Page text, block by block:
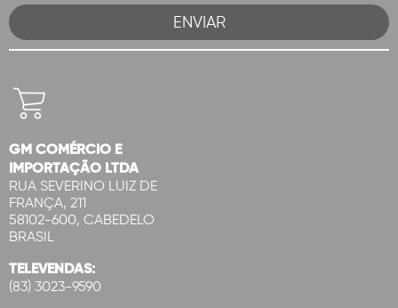
GM COMÉRCIO E
IMPORTAÇÃO LTDA
RUA SEVERINO LUIZ DE
FRANÇA, 211
58102-600, CABEDELO
BRASIL
TELEVENDAS:
(83) 3023-9590